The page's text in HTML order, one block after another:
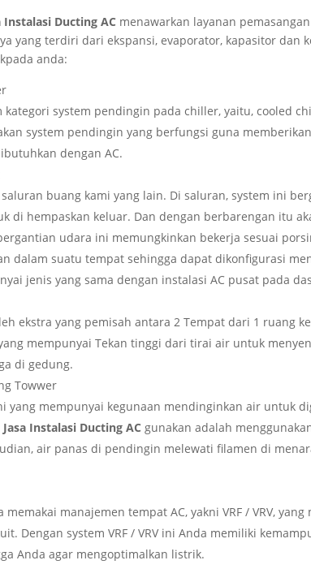
Instalasi Ducting AC menawarkan layanan
yang terdiri dari ekspansi, evaporator, kapasitor dan
anda:
kategori system pendingin pada chiller, yaitu, cooled
system pendingin yang berfungsi guna
dengan AC.
saluran buang kami yang lain. Di saluran, system ini
di hempaskan keluar. Dan dengan berbarengan itu
udara ini memungkinkan bekerja sesuai
dalam suatu tempat sehingga dapat dikonfigurasi
jenis yang sama dengan instalasi AC pusat pada
ekstra yang pemisah antara 2 Tempat dari 1 ruang
mempunyai Tekan tinggi dari tirai air untuk
di gedung.
Towwer
yang mempunyai kegunaan mendinginkan air untuk
Jasa Instalasi Ducting AC gunakan adalah
air panas di pendingin melewati filamen di
memakai manajemen tempat AC, yakni VRF / VRV,
Dengan system VRF / VRV ini Anda memiliki
Anda agar mengoptimalkan listrik.